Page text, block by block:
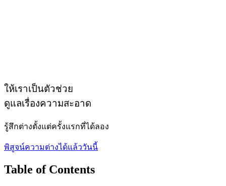
ให้เราเป็นตัวช่วย
ดูแลเรื่องความสะอาด
รู้สึกต่างตั้งแต่ครั้งแรกที่ได้ลอง
พิสูจน์ความต่างได้แล้ววันนี้
Table of Contents